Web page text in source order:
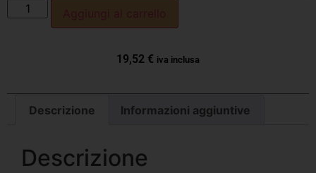
19,52 € iva inclusa
Descrizione Informazioni aggiuntive
Descrizione